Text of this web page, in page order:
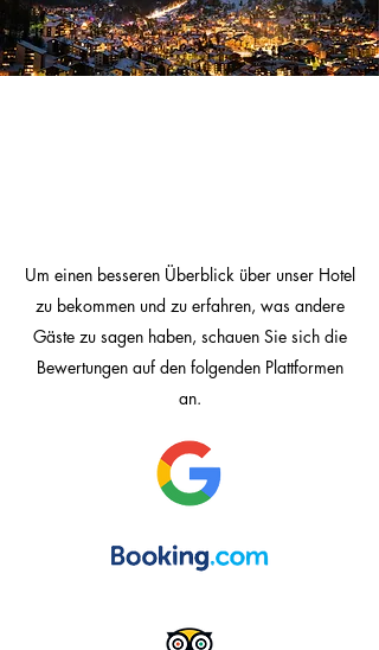
Um einen besseren Überblick über unser Hotel
zu bekommen und zu erfahren, was andere
Gäste zu sagen haben, schauen Sie sich die
Bewertungen auf den folgenden Plattformen
an.